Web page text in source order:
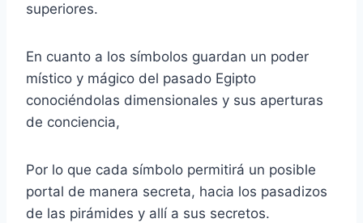
superiores.
En cuanto a los símbolos guardan un poder
místico y mágico del pasado Egipto
conociéndolas dimensionales y sus aperturas
de conciencia,
Por lo que cada símbolo permitirá un posible
portal de manera secreta, hacia los pasadizos
de las pirámides y allí a sus secretos.